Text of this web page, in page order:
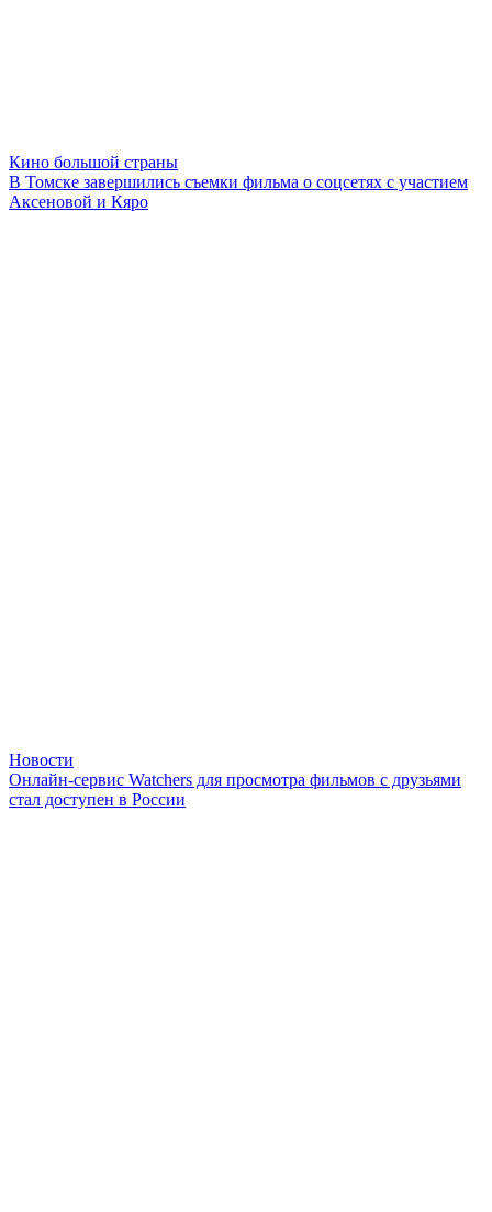
Кино большой страны
В Томске завершились съемки фильма о соцсетях с участием
Аксеновой и Кяро
Новости
Онлайн-сервис Watchers для просмотра фильмов с друзьями
стал доступен в России